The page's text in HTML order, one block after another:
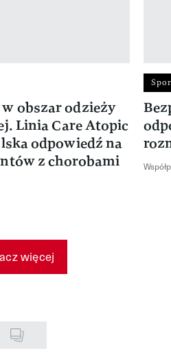
obszar odzieży
Linia Care Atopic
odpowiedź na
z chorobami
więcej